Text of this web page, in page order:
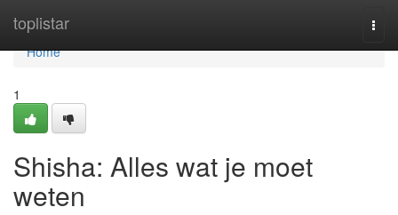
toplistar
Home
Home
1
Shisha: Alles wat je moet
weten